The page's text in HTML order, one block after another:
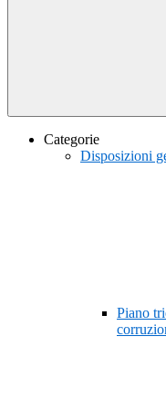
Categorie
Disposizioni
Piano